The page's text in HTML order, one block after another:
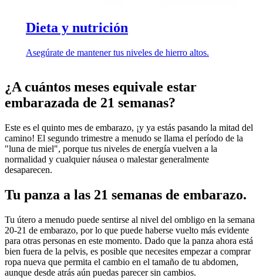
Dieta y nutrición
Asegúrate de mantener tus niveles de hierro altos.
¿A cuántos meses equivale estar
embarazada de 21 semanas?
Este es el quinto mes de embarazo, ¡y ya estás pasando la mitad del
camino! El segundo trimestre a menudo se llama el período de la
"luna de miel", porque tus niveles de energía vuelven a la
normalidad y cualquier náusea o malestar generalmente
desaparecen.
Tu panza a las 21 semanas de embarazo.
Tu útero a menudo puede sentirse al nivel del ombligo en la semana
20-21 de embarazo, por lo que puede haberse vuelto más evidente
para otras personas en este momento. Dado que la panza ahora está
bien fuera de la pelvis, es posible que necesites empezar a comprar
ropa nueva que permita el cambio en el tamaño de tu abdomen,
aunque desde atrás aún puedas parecer sin cambios.